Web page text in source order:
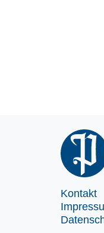
Kontakt